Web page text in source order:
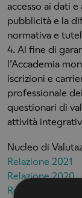
accesso ai dati
pubblicità e la
normativa e
4. Al fine di
l’Accademia
iscrizioni e
professionale
questionari di
attività
Nucleo di
Relazione 2021
Relazione 2020
Relazione 2019